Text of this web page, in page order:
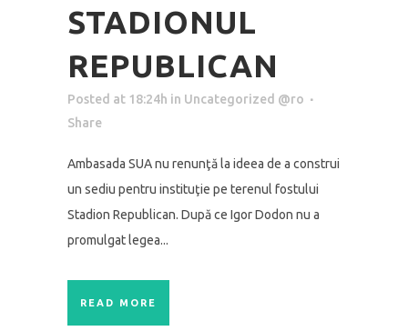
STADIONUL
REPUBLICAN
Posted at 18:24h in Uncategorized @ro
Share
Ambasada SUA nu renunţă la ideea de a construi
un sediu pentru instituţie pe terenul fostului
Stadion Republican. După ce Igor Dodon nu a
promulgat legea...
READ MORE